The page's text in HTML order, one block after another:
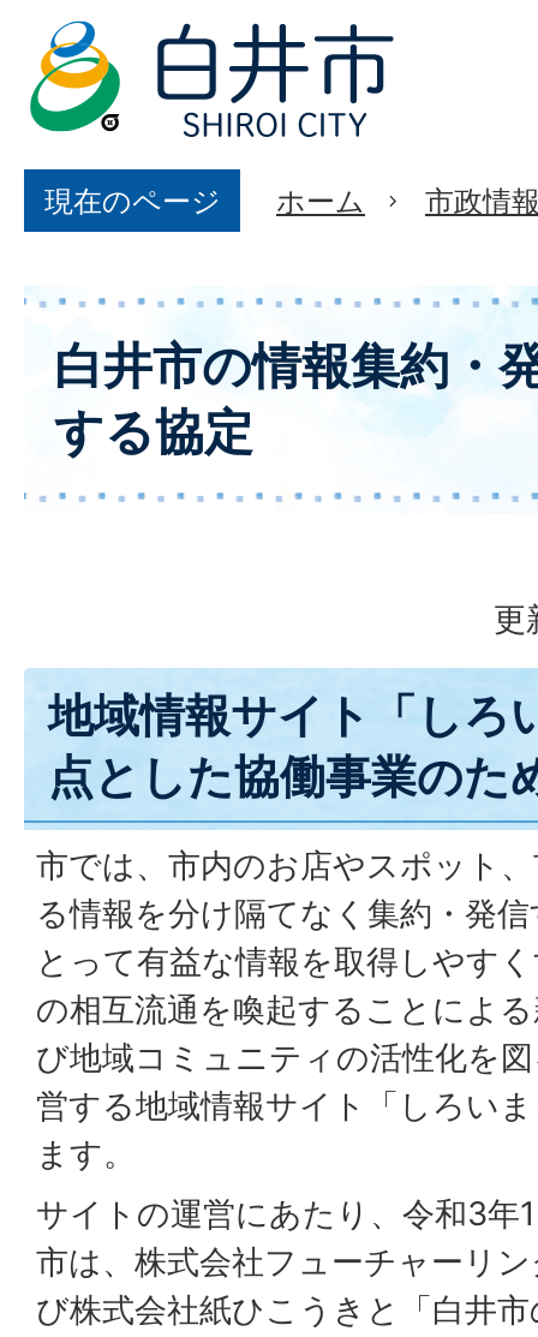
現在のページ ホーム 市政情
白井市の情報集約・
する協定
更
地域情報サイト「しろ
点とした協働事業のた
市では、市内のお店やスポット
る情報を分け隔てなく集約・発
とって有益な情報を取得しやす
の相互流通を喚起することによ
び地域コミュニティの活性化を
営する地域情報サイト「しろい
ます。
サイトの運営にあたり、令和3年
市は、株式会社フューチャーリ
び株式会社紙ひこうきと「白井